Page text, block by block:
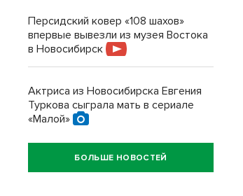
Персидский ковер «108 шахов»
впервые вывезли из музея Востока
в Новосибирск
Актриса из Новосибирска Евгения
Туркова сыграла мать в сериале
«Малой»
БОЛЬШЕ НОВОСТЕЙ